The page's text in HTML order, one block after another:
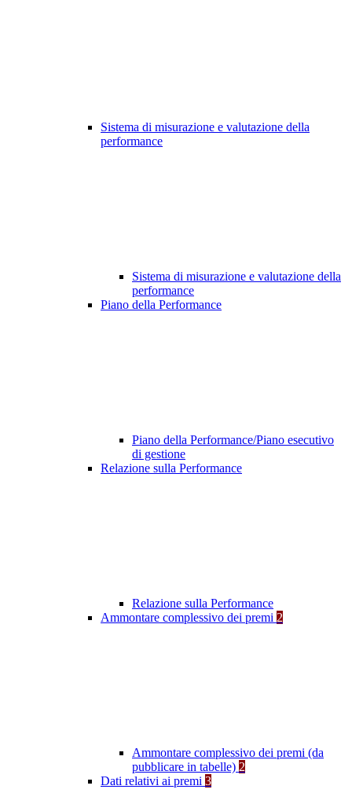
Sistema di misurazione e valutazione della
performance
Sistema di misurazione e valutazione della
performance
Piano della Performance
Piano della Performance/Piano esecutivo
di gestione
Relazione sulla Performance
Relazione sulla Performance
Ammontare complessivo dei premi 2
Ammontare complessivo dei premi (da
pubblicare in tabelle) 2
Dati relativi ai premi 3